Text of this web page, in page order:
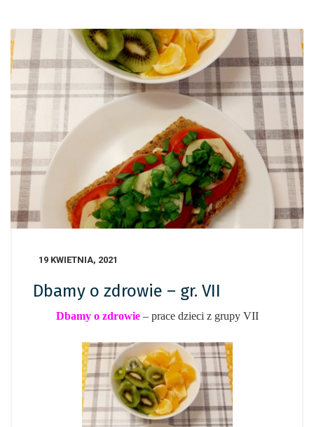
19 KWIETNIA, 2021
Dbamy o zdrowie – gr. VII
Dbamy o zdrowie – prace dzieci z grupy VII